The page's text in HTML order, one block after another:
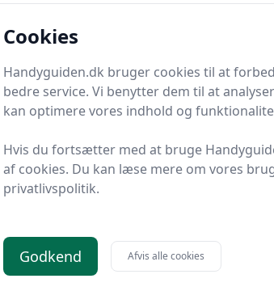
194 kr.
Cookies
Handyguiden.dk bruger cookies til at
bedre service. Vi benytter dem til at
kan optimere vores indhold og
Hvis du fortsætter med at bruge
af cookies. Du kan læse mere om vores
privatlivspolitik.
Godkend Afvis alle cookies